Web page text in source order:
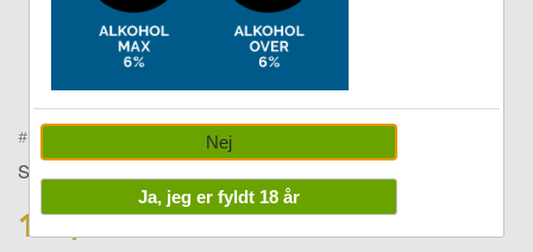
Double tap to zoom
#
SLIPSENÅL
179,00 DKK
Nej
Ja, jeg er fyldt 18 år